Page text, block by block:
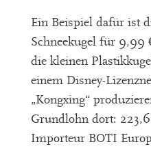
Ein Beispiel dafür ist
Schneekugel für 9,99
die kleinen
einem Disney-
„Kongxing“
Grundlohn dort:
Importeur BOTI